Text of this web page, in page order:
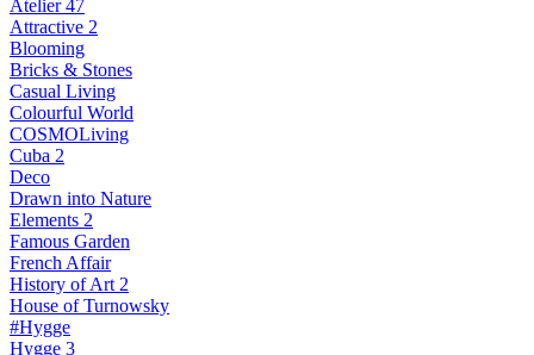
Atelier 47
Attractive 2
Blooming
Bricks & Stones
Casual Living
Colourful World
COSMOLiving
Cuba 2
Deco
Drawn into Nature
Elements 2
Famous Garden
French Affair
History of Art 2
House of Turnowsky
#Hygge
Hygge 3